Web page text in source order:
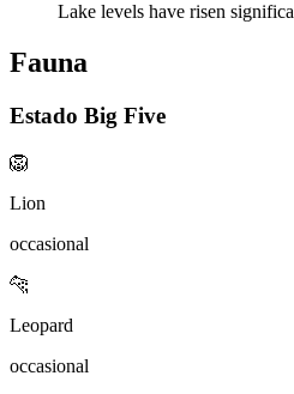
Lake levels have risen
Fauna
Estado Big Five
🦁
Lion
occasional
🐆
Leopard
occasional